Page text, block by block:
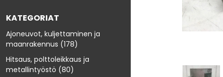
KATEGORIAT
Ajoneuvot, kuljettaminen ja
maanrakennus (178)
Hitsaus, polttoleikkaus ja
metallintyöstö (80)